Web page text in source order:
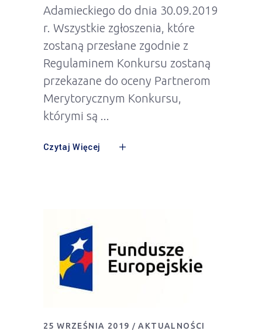
Adamieckiego do dnia 30.09.2019
r. Wszystkie zgłoszenia, które
zostaną przesłane zgodnie z
Regulaminem Konkursu zostaną
przekazane do oceny Partnerom
Merytorycznym Konkursu,
którymi są
Czytaj Więcej
25 WRZEŚNIA 2019 AKTUALNOŚCI